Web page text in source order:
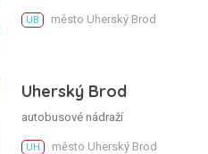
UB město Uherský Brod
Uherský Brod
autobusové nádraží
UH město Uherský Brod